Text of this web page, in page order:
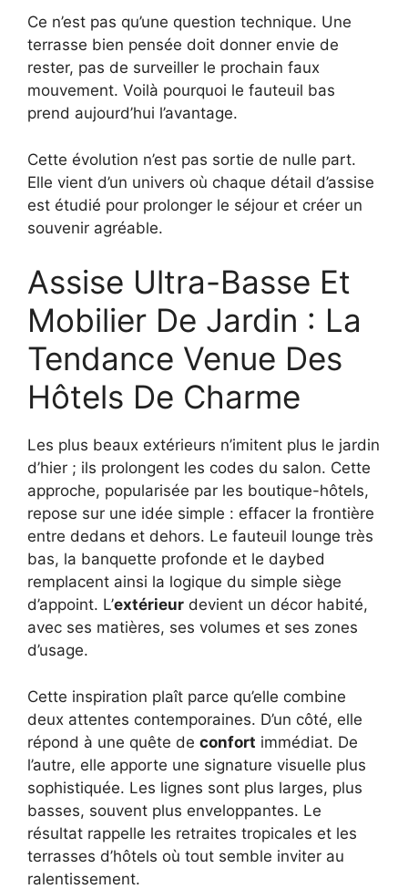
Ce n’est pas qu’une question technique. Une
terrasse bien pensée doit donner envie de
rester, pas de surveiller le prochain faux
mouvement. Voilà pourquoi le fauteuil bas
prend aujourd’hui l’avantage.
Cette évolution n’est pas sortie de nulle part.
Elle vient d’un univers où chaque détail d’assise
est étudié pour prolonger le séjour et créer un
souvenir agréable.
Assise Ultra-Basse Et
Mobilier De Jardin : La
Tendance Venue Des
Hôtels De Charme
Les plus beaux extérieurs n’imitent plus le jardin
d’hier ; ils prolongent les codes du salon. Cette
approche, popularisée par les boutique-hôtels,
repose sur une idée simple : effacer la frontière
entre dedans et dehors. Le fauteuil lounge très
bas, la banquette profonde et le daybed
remplacent ainsi la logique du simple siège
d’appoint. L’extérieur devient un décor habité,
avec ses matières, ses volumes et ses zones
d’usage.
Cette inspiration plaît parce qu’elle combine
deux attentes contemporaines. D’un côté, elle
répond à une quête de confort immédiat. De
l’autre, elle apporte une signature visuelle plus
sophistiquée. Les lignes sont plus larges, plus
basses, souvent plus enveloppantes. Le
résultat rappelle les retraites tropicales et les
terrasses d’hôtels où tout semble inviter au
ralentissement.